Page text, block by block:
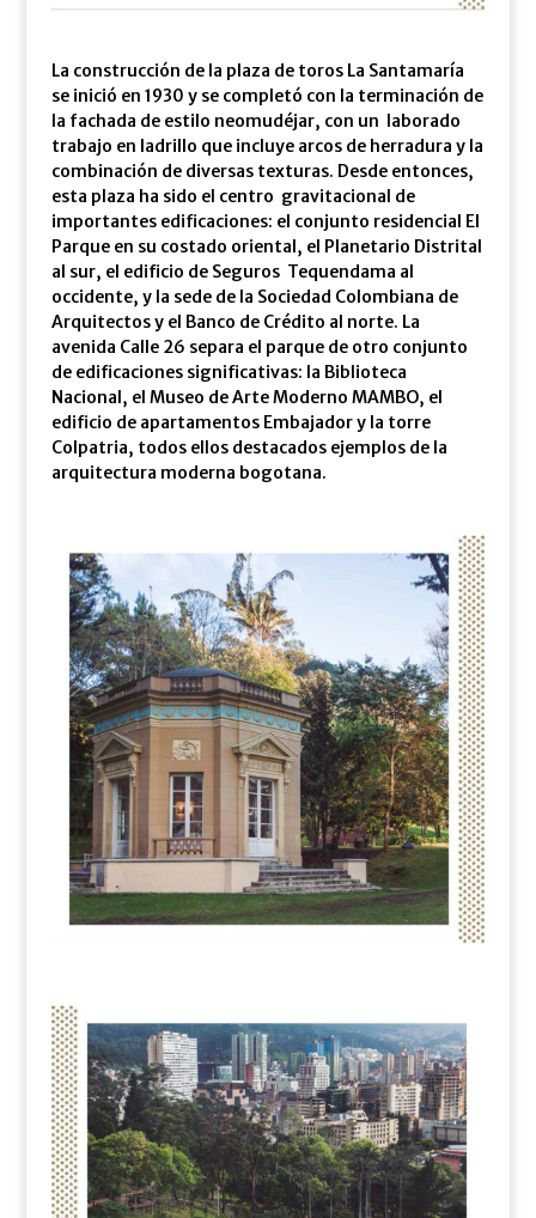
La construcción de la plaza de toros La Santamaría
se inició en 1930 y se completó con la terminación de
la fachada de estilo neomudéjar, con un laborado
trabajo en ladrillo que incluye arcos de herradura y la
combinación de diversas texturas. Desde entonces,
esta plaza ha sido el centro gravitacional de
importantes edificaciones: el conjunto residencial El
Parque en su costado oriental, el Planetario Distrital
al sur, el edificio de Seguros Tequendama al
occidente, y la sede de la Sociedad Colombiana de
Arquitectos y el Banco de Crédito al norte. La
avenida Calle 26 separa el parque de otro conjunto
de edificaciones significativas: la Biblioteca
Nacional, el Museo de Arte Moderno MAMBO, el
edificio de apartamentos Embajador y la torre
Colpatria, todos ellos destacados ejemplos de la
arquitectura moderna bogotana.